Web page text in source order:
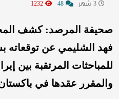
صحيفة المرصد: كشف
فهد الشليمي عن توقعاته
للمباحثات المرتقبة بين
والمقرر عقدها في باكستان